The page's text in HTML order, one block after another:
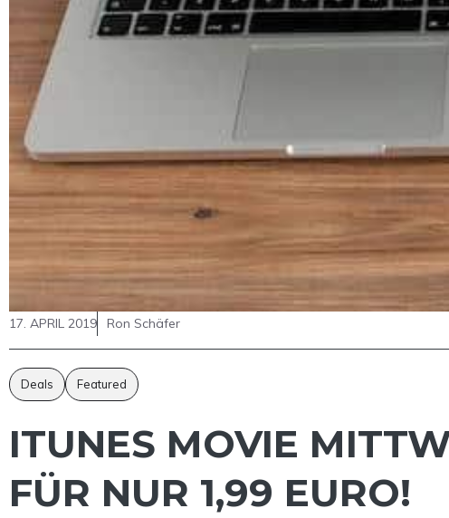
17. APRIL 2019 Ron Schäfer
Deals Featured
ITUNES MOVIE
FÜR NUR 1,99 EURO!